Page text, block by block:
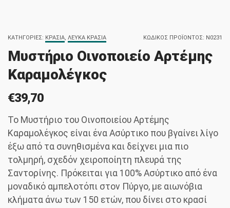
ΚΩΔΙΚΌΣ ΠΡΟΪΌΝΤΟΣ: N0231
ΚΑΤΗΓΟΡΊΕΣ: ΚΡΑΣΙΆ, ΛΕΥΚΆ ΚΡΑΣΙΆ
Μυστήριο Οινοποιείο Αρτέμης
Καραμολέγκος
€39,70
Το Μυστήριο του Οινοποιείου Αρτέμης
Καραμολέγκος είναι ένα Ασύρτικο που βγαίνει λίγο
έξω από τα συνηθισμένα και δείχνει μια πιο
τολμηρή, σχεδόν χειροποίητη πλευρά της
Σαντορίνης. Πρόκειται για 100% Ασύρτικο από ένα
μοναδικό αμπελοτόπι στον Πύργο, με αιωνόβια
κλήματα άνω των 150 ετών, που δίνει στο κρασί